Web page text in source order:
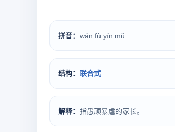
拼音： wán fù yín mǔ
结构： 联合式
解释： 指愚顽暴虐的家长。